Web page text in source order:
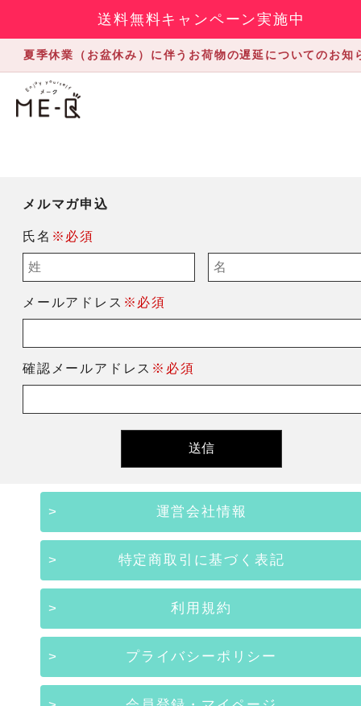
送料無料キャンペーン実施中
夏季休業（お盆休み）に伴うお荷物の遅延についてのお知
メルマガ申込
氏名 ※必須
メールアドレス ※必須
確認メールアドレス ※必須
運営会社情報
特定商取引に基づく表記
利用規約
プライバシーポリシー